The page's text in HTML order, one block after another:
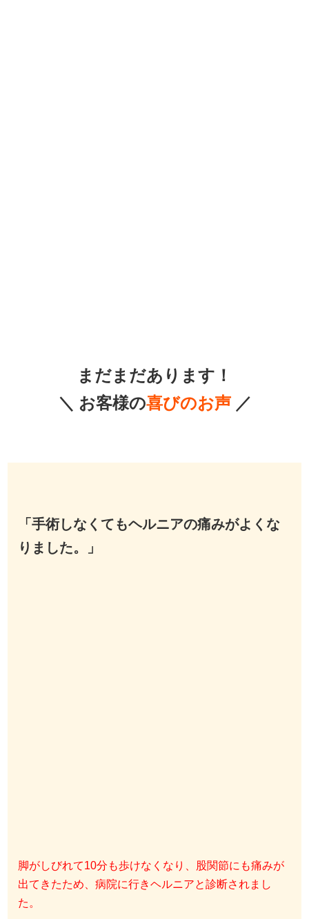
まだまだあります！
＼ お客様の喜びのお声 ／
「手術しなくてもヘルニアの痛みがよくな
りました。」
脚がしびれて10分も歩けなくなり、股関節にも痛みが
出てきたため、病院に行きヘルニアと診断されまし
た。